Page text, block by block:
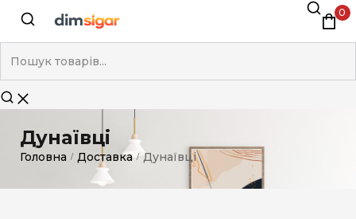
0
Дунаївці
Головна / Доставка / Дунаївці